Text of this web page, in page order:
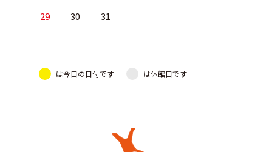
29 30 31
は今日の日付です は休館日です